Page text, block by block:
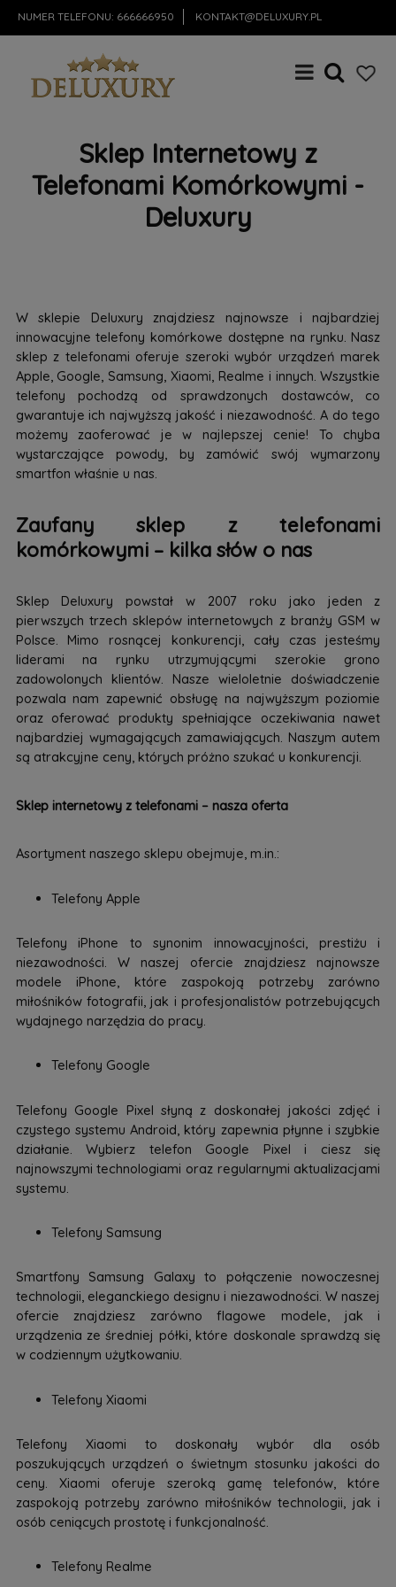
NUMER TELEFONU: 666666950 KONTAKT@DELUXURY.PL
Sklep Internetowy z
Telefonami Komórkowymi -
Deluxury
W sklepie Deluxury znajdziesz najnowsze i najbardziej
innowacyjne telefony komórkowe dostępne na rynku. Nasz
sklep z telefonami oferuje szeroki wybór urządzeń marek
Apple, Google, Samsung, Xiaomi, Realme i innych. Wszystkie
telefony pochodzą od sprawdzonych dostawców, co
gwarantuje ich najwyższą jakość i niezawodność. A do tego
możemy zaoferować je w najlepszej cenie! To chyba
wystarczające powody, by zamówić swój wymarzony
smartfon właśnie u nas.
Zaufany sklep z telefonami
komórkowymi – kilka słów o nas
Sklep Deluxury powstał w 2007 roku jako jeden z
pierwszych trzech sklepów internetowych z branży GSM w
Polsce. Mimo rosnącej konkurencji, cały czas jesteśmy
liderami na rynku utrzymującymi szerokie grono
zadowolonych klientów. Nasze wieloletnie doświadczenie
pozwala nam zapewnić obsługę na najwyższym poziomie
oraz oferować produkty spełniające oczekiwania nawet
najbardziej wymagających zamawiających. Naszym autem
są atrakcyjne ceny, których próżno szukać u konkurencji.
Sklep internetowy z telefonami – nasza oferta
Asortyment naszego sklepu obejmuje, m.in.:
Telefony Apple
Telefony iPhone to synonim innowacyjności, prestiżu i
niezawodności. W naszej ofercie znajdziesz najnowsze
modele iPhone, które zaspokoją potrzeby zarówno
miłośników fotografii, jak i profesjonalistów potrzebujących
wydajnego narzędzia do pracy.
Telefony Google
Telefony Google Pixel słyną z doskonałej jakości zdjęć i
czystego systemu Android, który zapewnia płynne i szybkie
działanie. Wybierz telefon Google Pixel i ciesz się
najnowszymi technologiami oraz regularnymi aktualizacjami
systemu.
Telefony Samsung
Smartfony Samsung Galaxy to połączenie nowoczesnej
technologii, eleganckiego designu i niezawodności. W naszej
ofercie znajdziesz zarówno flagowe modele, jak i
urządzenia ze średniej półki, które doskonale sprawdzą się
w codziennym użytkowaniu.
Telefony Xiaomi
Telefony Xiaomi to doskonały wybór dla osób
poszukujących urządzeń o świetnym stosunku jakości do
ceny. Xiaomi oferuje szeroką gamę telefonów, które
zaspokoją potrzeby zarówno miłośników technologii, jak i
osób ceniących prostotę i funkcjonalność.
Telefony Realme